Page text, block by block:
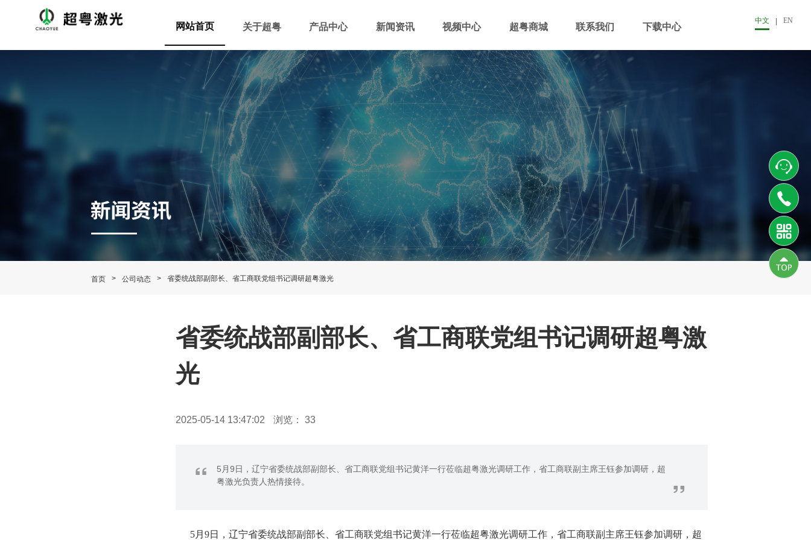
网站首页 关于超粤 产品中心 新闻资讯 视频中心 超粤商城 联系我们 下载中心
中文 EN
首页 > 公司动态 > 省委统战部副部长、省工商联党组书记调研超粤激光
省委统战部副部长、省工商联党组书记调研超粤激
光
2025-05-14 13:47:02 浏览： 33
“
5月9日，辽宁省委统战部副部长、省工商联党组书记黄洋一行莅临超粤激光调研工作，省工商联副主席王钰参加调研，超
粤激光负责人热情接待。
”
5月9日，辽宁省委统战部副部长、省工商联党组书记黄洋一行莅临超粤激光调研工作，省工商联副主席王钰参加调研，超